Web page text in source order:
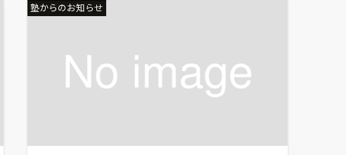
塾からのお知らせ